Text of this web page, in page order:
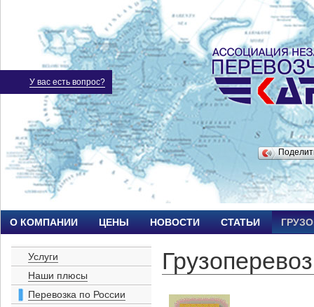
О КОМПАНИИ ЦЕНЫ НОВОСТИ СТАТЬИ
Услуги
Наши плюсы
Перевозка по России
У вас есть вопрос?